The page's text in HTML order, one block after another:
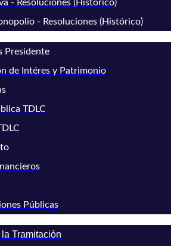
- Resoluciones (Histórico)
- Resoluciones (Histórico)
Presidente
de Intéres y Patrimonio
TDLC
Públicas
Tramitación